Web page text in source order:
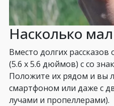
Насколько
Вместо долгих
(5.6 x 5.6 дюймов) с со
Положите их рядом и вы
смартфоном или даже с
лучами и пропеллерами).